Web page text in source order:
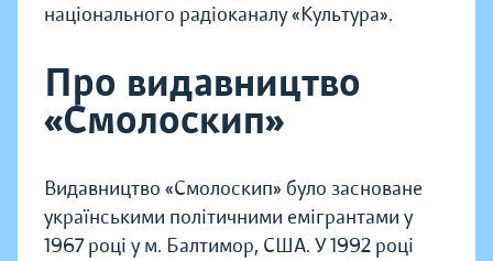
національного радіоканалу «Культура».
Про видавництво
«Смолоскип»
Видавництво «Смолоскип» було засноване
українськими політичними емігрантами у
1967 році у м. Балтимор, США. У 1992 році